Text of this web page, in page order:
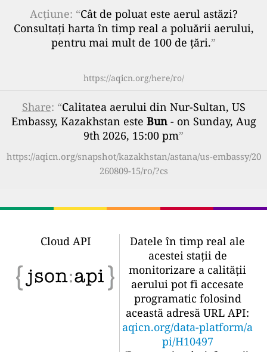
Acțiune: “Cât de poluat este aerul astăzi?
Consultați harta în timp real a poluării aerului,
pentru mai mult de 100 de țări.”
https://aqicn.org/here/ro/
Share: “Calitatea aerului din Nur-Sultan, US
Embassy, Kazakhstan este Bun- on Sunday, Aug
9th 2026, 15:00 pm”
https://aqicn.org/snapshot/kazakhstan/astana/us-embassy/20
260809-15/ro/?cs
Cloud API
Datele în timp real ale
acestei stații de
monitorizare a calității
aerului pot fi accesate
programatic folosind
această adresă URL API:
aqicn.org/data-platform/a
pi/H10497